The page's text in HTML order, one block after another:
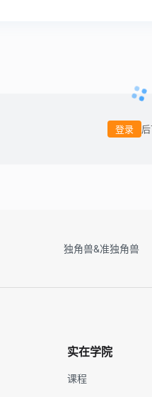
登录
独角兽&准独角兽
实在学院
课程